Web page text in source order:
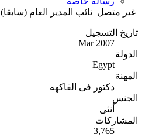
غير متصل نائب المدير العام (سابقا)
تاريخ التسجيل
Mar 2007
الدولة
Egypt
المهنة
دكتور فى الفاكهه
الجنس
أنثى
المشاركات
3,765